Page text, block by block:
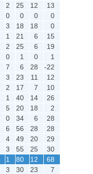
2 25 12
13
0 0 0
0
3 18 18
0
1 21 6
15
2 25 6
19
0 1 0
1
7 6 28
-22
3 23 11
12
2 17 7
10
1 40 14
26
5 20 18
2
0 34 6
28
6 56 28
28
4 49 20
29
3 55 25
30
1 80 12
68
3 30 23 7